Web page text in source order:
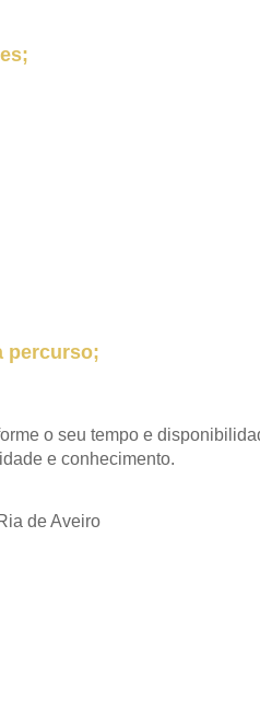
percurso;
o seu tempo e
e conhecimento.